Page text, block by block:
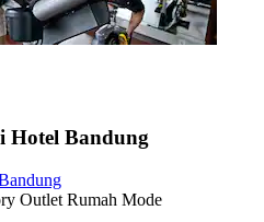
Hotel Bandung
Outlet Rumah Mode